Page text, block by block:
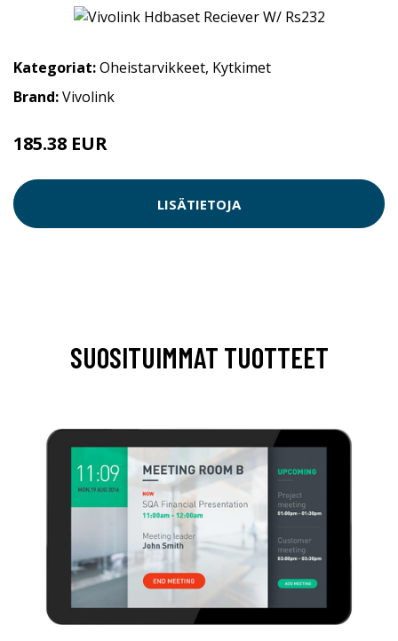
Kategoriat:Oheistarvikkeet, Kytkimet
Brand:Vivolink
185.38 EUR
LISÄTIETOJA
SUOSITUIMMAT TUOTTEET